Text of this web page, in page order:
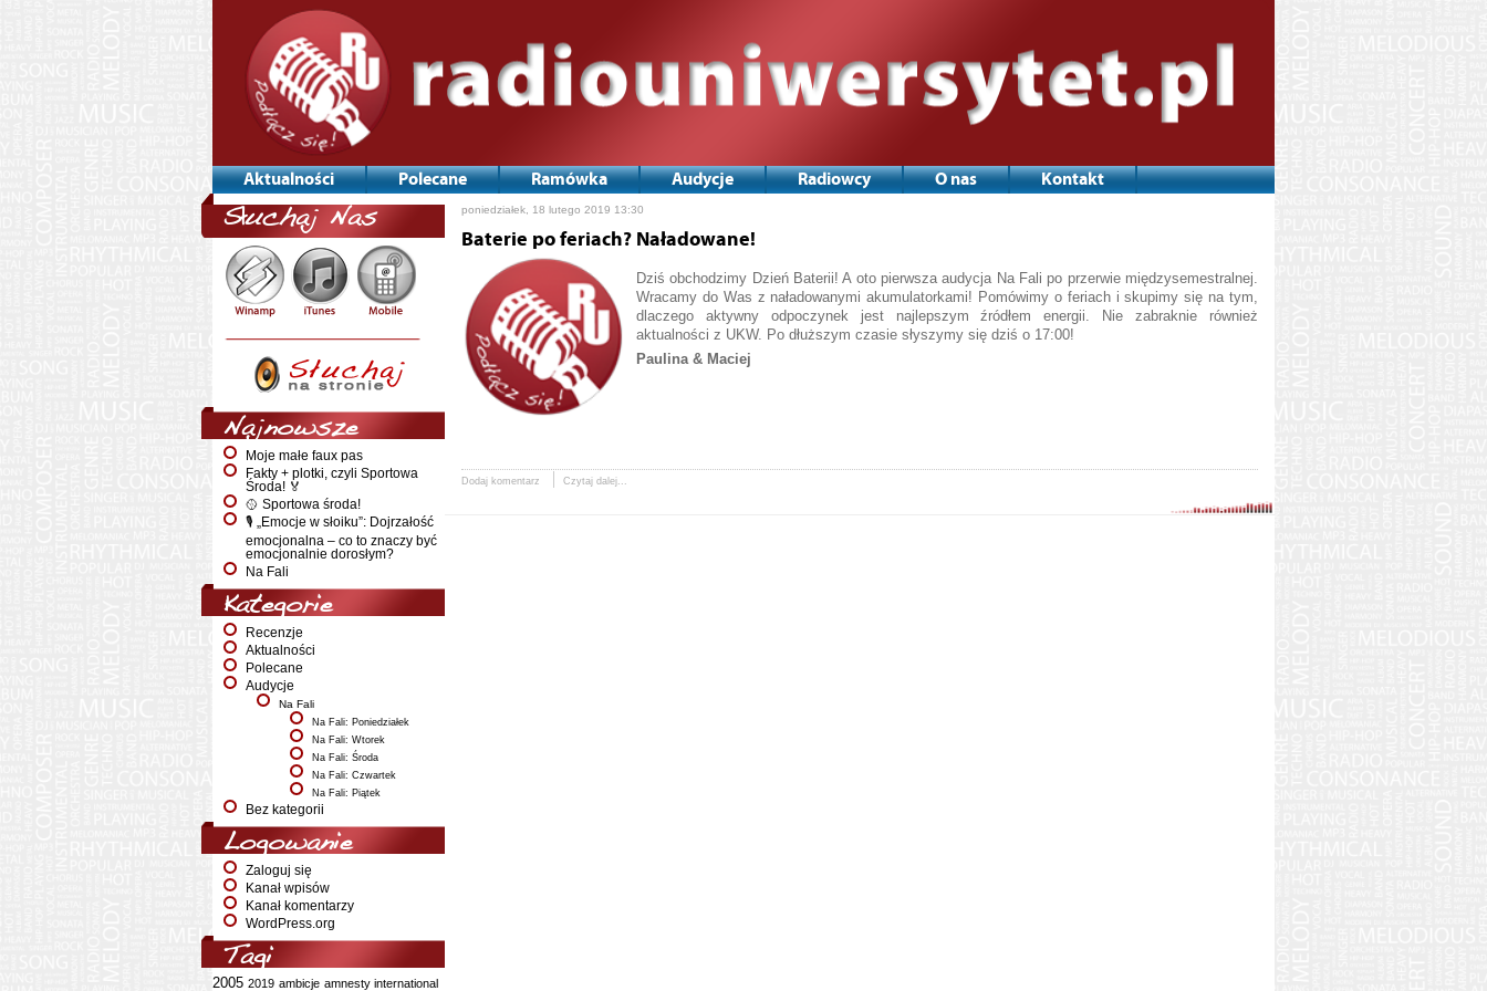
Aktualności Polecane Ramówka Audycje Radiowcy O nas Kontakt
Słuchaj Nas
Najnowsze
Moje małe faux pas
Fakty + plotki, czyli Sportowa
Środa! 🏅
🥎 Sportowa środa!
🎙️ „Emocje w słoiku”: Dojrzałość
emocjonalna – co to znaczy być
emocjonalnie dorosłym?
Na Fali
Kategorie
Recenzje
Aktualności
Polecane
Audycje
Na Fali
Na Fali: Poniedziałek
Na Fali: Wtorek
Na Fali: Środa
Na Fali: Czwartek
Na Fali: Piątek
Bez kategorii
Logowanie
Zaloguj się
Kanał wpisów
Kanał komentarzy
WordPress.org
Tagi
2005 2019 ambicje amnesty international
poniedziałek, 18 lutego 2019 13:30
Baterie po feriach? Naładowane!
Dziś obchodzimy Dzień Baterii! A oto pierwsza audycja Na Fali po przerwie międzysemestralnej.
Wracamy do Was z naładowanymi akumulatorkami! Pomówimy o feriach i skupimy się na tym,
dlaczego aktywny odpoczynek jest najlepszym źródłem energii. Nie zabraknie również
aktualności z UKW. Po dłuższym czasie słyszymy się dziś o 17:00!
Paulina & Maciej
Dodaj komentarz Czytaj dalej...